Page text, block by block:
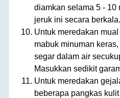
diamkan selama 5 - 10
jeruk ini secara berkala.
Untuk meredakan
mabuk minuman
segar dalam air
Masukkan sedikit
Untuk meredakan
beberapa pangkas